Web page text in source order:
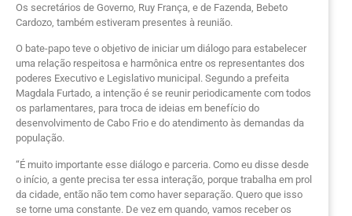
Os secretários de Governo, Ruy França, e de Fazenda, Bebeto
Cardozo, também estiveram presentes à reunião.
O bate-papo teve o objetivo de iniciar um diálogo para estabelecer
uma relação respeitosa e harmônica entre os representantes dos
poderes Executivo e Legislativo municipal. Segundo a prefeita
Magdala Furtado, a intenção é se reunir periodicamente com todos
os parlamentares, para troca de ideias em benefício do
desenvolvimento de Cabo Frio e do atendimento às demandas da
população.
“É muito importante esse diálogo e parceria. Como eu disse desde
o início, a gente precisa ter essa interação, porque trabalha em prol
da cidade, então não tem como haver separação. Quero que isso
se torne uma constante. De vez em quando, vamos receber os